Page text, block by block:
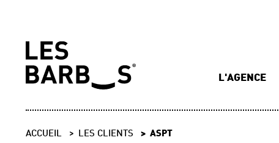
L'AGENCE
ACCUEIL LES CLIENTS ASPT